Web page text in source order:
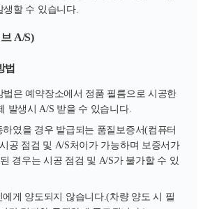
할 수 있습니다.
A/S)
법
법은 예약장소에서 정품 필름으로 시공한
발생시 A/S 받을 수 있습니다.
였을 경우 발급되는 품질보증서(컴퓨터
공 점검 및 A/S처이가 가능하며 보증서가
경우는 시공 점검 및 A/S가 불가할 수 있
게 양도되지 않습니다.(차량 양도 시 필